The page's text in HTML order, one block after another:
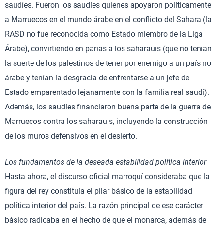
saudíes. Fueron los saudíes quienes apoyaron políticamente
a Marruecos en el mundo árabe en el conflicto del Sahara (la
RASD no fue reconocida como Estado miembro de la Liga
Árabe), convirtiendo en parias a los saharauis (que no tenían
la suerte de los palestinos de tener por enemigo a un país no
árabe y tenían la desgracia de enfrentarse a un jefe de
Estado emparentado lejanamente con la familia real saudí).
Además, los saudíes financiaron buena parte de la guerra de
Marruecos contra los saharauis, incluyendo la construcción
de los muros defensivos en el desierto.
Los fundamentos de la deseada estabilidad política interior
Hasta ahora, el discurso oficial marroquí consideraba que la
figura del rey constituía el pilar básico de la estabilidad
política interior del país. La razón principal de ese carácter
básico radicaba en el hecho de que el monarca, además de